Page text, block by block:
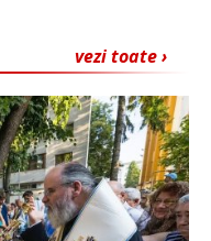
vezi toate ›